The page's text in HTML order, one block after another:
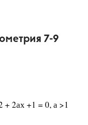
7-9
+ 2ах +1 = 0, а >1